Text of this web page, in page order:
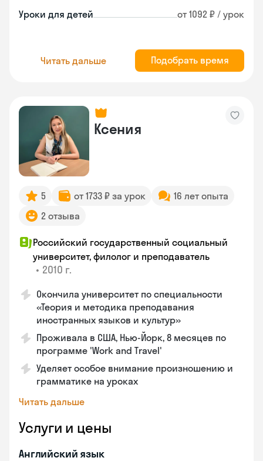
Уроки для детей от 1092 ₽ / урок
Читать дальше Подобрать время
Ксения
5 от 1733 ₽ за урок
16 лет опыта
2 отзыва
Российский государственный социальный
университет, филолог и преподаватель
• 2010 г.
Окончила университет по специальности
«Теория и методика преподавания
иностранных языков и культур»
Проживала в США, Нью-Йорк, 8 месяцев по
программе 'Work and Travel'
Уделяет особое внимание произношению и
грамматике на уроках
Читать дальше
Услуги и цены
Английский язык